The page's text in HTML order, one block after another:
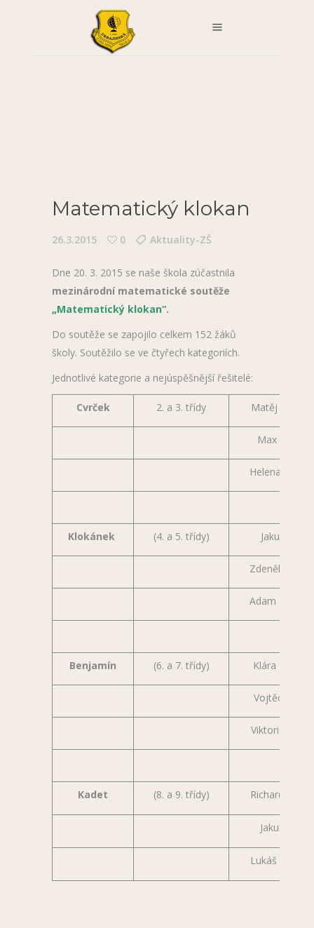
Matematický klokan
26.3.2015 0 Aktuality-ZŠ
Dne 20. 3. 2015 se naše škola zúčastnila
mezinárodní matematické soutěže
„Matematický klokan“.
Do soutěže se zapojilo celkem 152 žáků
školy. Soutěžilo se ve čtyřech kategoriích.
Jednotlivé kategorie a nejúspěšnější řešitelé:
Cvrček 2. a 3. třídy Matěj
Max Horňák
Helena
Klokánek (4. a 5. třídy) Jakub Galia
Zdeněk
Adam
Benjamín (6. a 7. třídy) Klára
Vojtěch
Viktorie
Kadet (8. a 9. třídy) Richard
Jakub Rataj
Lukáš